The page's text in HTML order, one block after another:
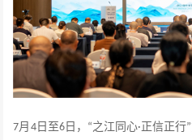
7月 4日至6日， “之江同心·正信正行”